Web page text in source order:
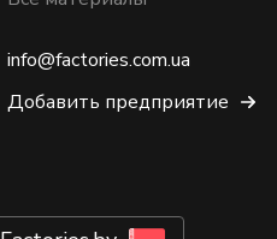
info@factories.com.ua
Добавить предприятие